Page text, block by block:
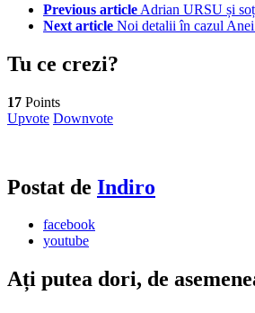
Previous article Adrian URSU și
Next article Noi detalii în cazul Anei
Tu ce crezi?
17 Points
Upvote Downvote
Postat de Indiro
facebook
youtube
Ați putea dori, de